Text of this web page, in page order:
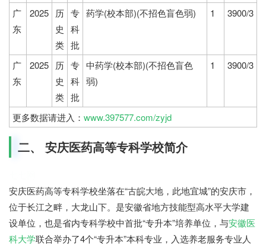
广
东
2025 历
史
类
专
科
批
药学(校本部)(不招色盲色弱) 1 3900/3
广
东
2025 历
史
类
专
科
批
中药学(校本部)(不招色盲色
弱)
1 3900/3
更多数据请进入： www.397577.com/zyjd
二、 安庆医药高等专科学校简介
安庆医药高等专科学校坐落在“古皖大地，此地宜城”的安庆市，
位于长江之畔，大龙山下。是安徽省地方技能型高水平大学建
设单位，也是省内专科学校中首批“专升本”培养单位，与安徽医
科大学联合举办了4个“专升本”本科专业，入选养老服务专业人